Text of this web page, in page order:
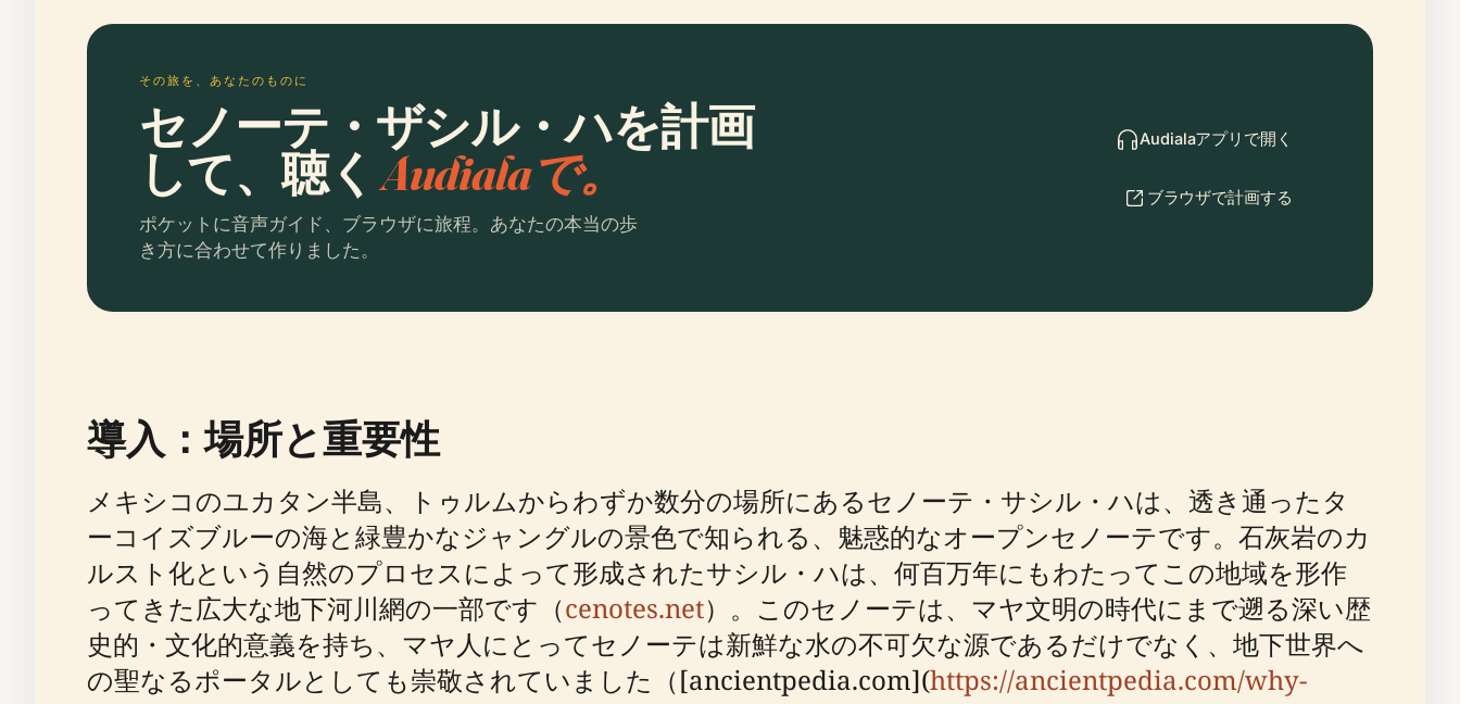
その旅を、あなたのものに
セノーテ・ザシル・ハを計画
して、聴くAudialaで。
ポケットに音声ガイド、ブラウザに旅程。あなたの本当の歩
き方に合わせて作りました。
Audialaアプリで開く
ブラウザで計画する
導入：場所と重要性
メキシコのユカタン半島、トゥルムからわずか数分の場所にあるセノーテ・サシル・ハは、透き通ったタ
ーコイズブルーの海と緑豊かなジャングルの景色で知られる、魅惑的なオープンセノーテです。石灰岩のカ
ルスト化という自然のプロセスによって形成されたサシル・ハは、何百万年にもわたってこの地域を形作
ってきた広大な地下河川網の一部です（cenotes.net）。このセノーテは、マヤ文明の時代にまで遡る深い歴
史的・文化的意義を持ち、マヤ人にとってセノーテは新鮮な水の不可欠な源であるだけでなく、地下世界へ
の聖なるポータルとしても崇敬されていました（[ancientpedia.com](https://ancientpedia.com/why-